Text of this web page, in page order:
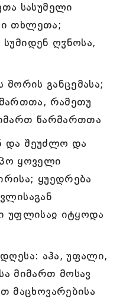
სასუმელი
თხლეთა;
ღჳნოსა,
შორის განცემასა;
რამეთუ
წარმართთა
და შეუძლო და
ყოველი
ყუედრება
უფლისაჲ იტყოდა
აჰა, უფალი,
მიმართ მოსავ
მაცხოვარებისა